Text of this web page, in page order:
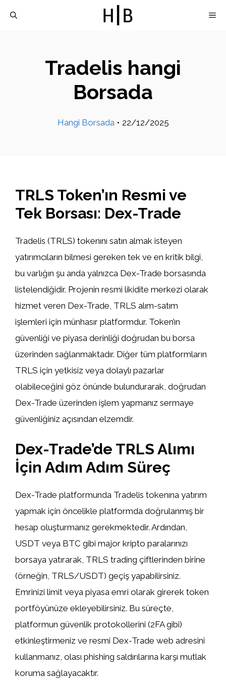
Tradelis hangi
Borsada
Hangi Borsada • 22/12/2025
TRLS Token’ın Resmi ve
Tek Borsası: Dex-Trade
Tradelis (TRLS) tokenını satın almak isteyen
yatırımcıların bilmesi gereken tek ve en kritik bilgi,
bu varlığın şu anda yalnızca Dex-Trade borsasında
listelendiğidir. Projenin resmi likidite merkezi olarak
hizmet veren Dex-Trade, TRLS alım-satım
işlemleri için münhasır platformdur. Token’ın
güvenliği ve piyasa derinliği doğrudan bu borsa
üzerinden sağlanmaktadır. Diğer tüm platformların
TRLS için yetkisiz veya dolaylı pazarlar
olabileceğini göz önünde bulundurarak, doğrudan
Dex-Trade üzerinden işlem yapmanız sermaye
güvenliğiniz açısından elzemdir.
Dex-Trade’de TRLS Alımı
İçin Adım Adım Süreç
Dex-Trade platformunda Tradelis tokenına yatırım
yapmak için öncelikle platformda doğrulanmış bir
hesap oluşturmanız gerekmektedir. Ardından,
USDT veya BTC gibi major kripto paralarınızı
borsaya yatırarak, TRLS trading çiftlerinden birine
(örneğin, TRLS/USDT) geçiş yapabilirsiniz.
Emrinizi limit veya piyasa emri olarak girerek token
portföyünüze ekleyebilirsiniz. Bu süreçte,
platformun güvenlik protokollerini (2FA gibi)
etkinleştirmeniz ve resmi Dex-Trade web adresini
kullanmanız, olası phishing saldırılarına karşı mutlak
koruma sağlayacaktır.